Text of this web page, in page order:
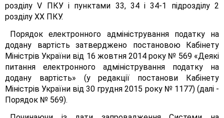
розділу V ПКУ і пунктами 33, 34 і 34-1 підрозділу 2
розділу XX ПКУ.
Порядок електронного адміністрування податку на
додану вартість затверджено постановою Кабінету
Міністрів України від 16 жовтня 2014 року № 569 «Деякі
питання електронного адміністрування податку на
додану вартість» (у редакції постанови Кабінету
Міністрів України від 30 грудня 2015 року № 1177) (далі -
Порядок № 569).